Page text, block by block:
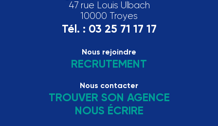
47 rue Louis Ulbach
10000 Troyes
Tél. : 03 25 71 17 17
Nous rejoindre
RECRUTEMENT
Nous contacter
TROUVER SON AGENCE
NOUS ÉCRIRE